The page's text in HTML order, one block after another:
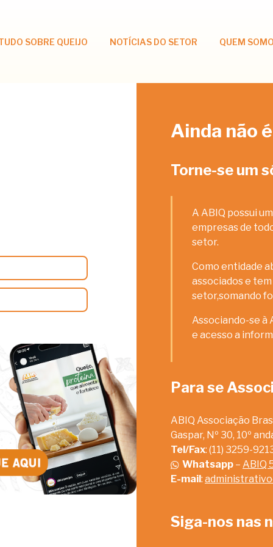
SOBRE QUEIJO NOTÍCIAS DO SETOR QUEM
Ainda não
Torne-se um
A ABIQ possui
empresas de
setor.
Como entidade
associados e
setor,somando
Associando-se à
e acesso a
Para se
ABIQ Associação
Gaspar, Nº 30, 10º
Tel/Fax: (11) 3259-
Whatsapp – ABIQ
E-mail :
Siga-nos nas